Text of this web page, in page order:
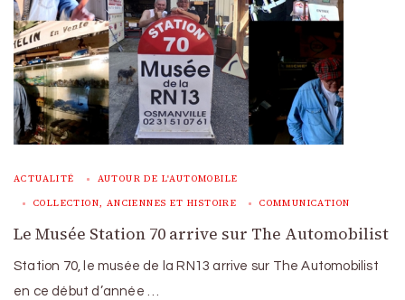
ACTUALITÉ AUTOUR DE L'AUTOMOBILE
COLLECTION, ANCIENNES ET HISTOIRE COMMUNICATION
Le Musée Station 70 arrive sur The Automobilist
Station 70, le musée de la RN13 arrive sur The Automobilist
en ce début d’année …